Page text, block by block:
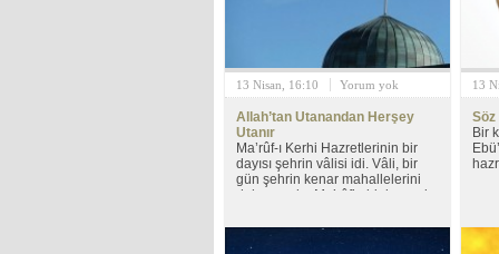
13 Nisan, 16:10 Yorum yok
Allah’tan Utanandan Herşey
Utanır
Ma’rûf-ı Kerhi Hazretlerinin bir
dayısı şehrin vâlisi idi. Vâli, bir
gün şehrin kenar mahallelerini
dolaşıyordu. Ma’rûf’u bir kenarda
Önünde de bir köpek vardı. Bir
lokma kendi yiyor, bir lokma da
13
Söz
Bir